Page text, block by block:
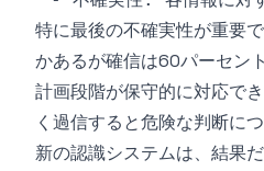
特に最後の不確実性が重要
かあるが確信は60パーセン
計画段階が保守的に対応で
く過信すると危険な判断に
新の認識システムは、結果